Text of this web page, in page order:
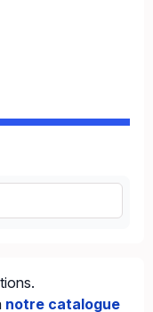
notre catalogue